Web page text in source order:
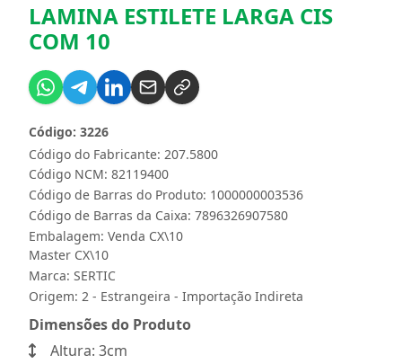
LAMINA ESTILETE LARGA CIS
COM 10
Código do Fabricante: 207.5800
Código: 3226
Código NCM: 82119400
Código de Barras do Produto: 1000000003536
Código de Barras da Caixa: 7896326907580
Embalagem: Venda CX\10
Master CX\10
Marca: SERTIC
Origem: 2 - Estrangeira - Importação Indireta
Dimensões do Produto
Altura: 3cm